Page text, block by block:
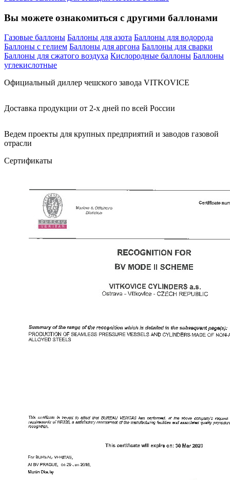
Вы можете ознакомиться с другими баллонами
Газовые баллоны Баллоны для азота Баллоны для водорода
Баллоны с гелием Баллоны для аргона Баллоны для сварки
Баллоны для сжатого воздуха Кислородные баллоны Баллоны
углекислотные
Официальный диллер чешского завода VITKOVICE
Доставка продукции от 2-х дней по всей России
Ведем проекты для крупных предприятий и заводов газовой
отрасли
Сертификаты